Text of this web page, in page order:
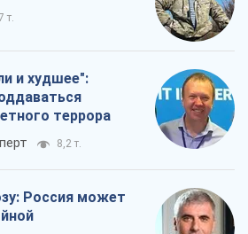
т.
и худшее":
террора
8,2 т.
Россия может